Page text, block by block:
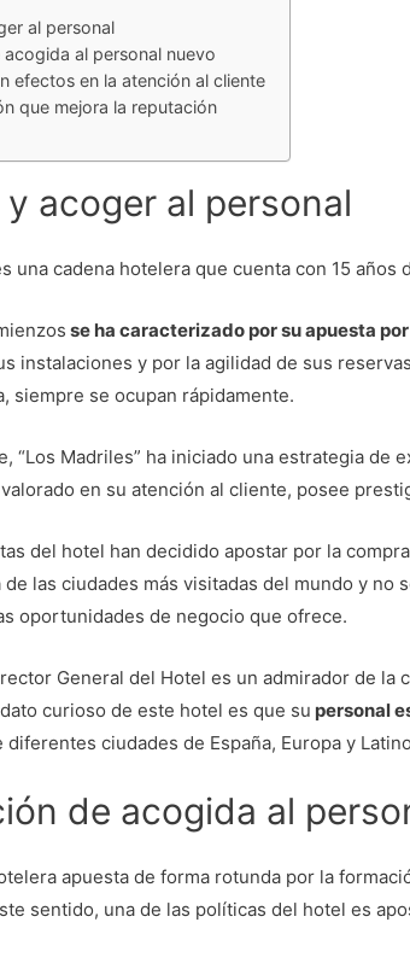
al personal
acogida al personal nuevo
efectos en la atención al cliente
que mejora la reputación
y acoger al personal
una cadena hotelera que cuenta con 15
se ha caracterizado por su apuesta
instalaciones y por la agilidad de sus
siempre se ocupan rápidamente.
“Los Madriles” ha iniciado una estrategia
en su atención al cliente, posee
del hotel han decidido apostar por la
de las ciudades más visitadas del mundo y
oportunidades de negocio que ofrece.
General del Hotel es un admirador de
curioso de este hotel es que su personal
ciudades de España, Europa y
de acogida al
apuesta de forma rotunda por la
sentido, una de las políticas del hotel es